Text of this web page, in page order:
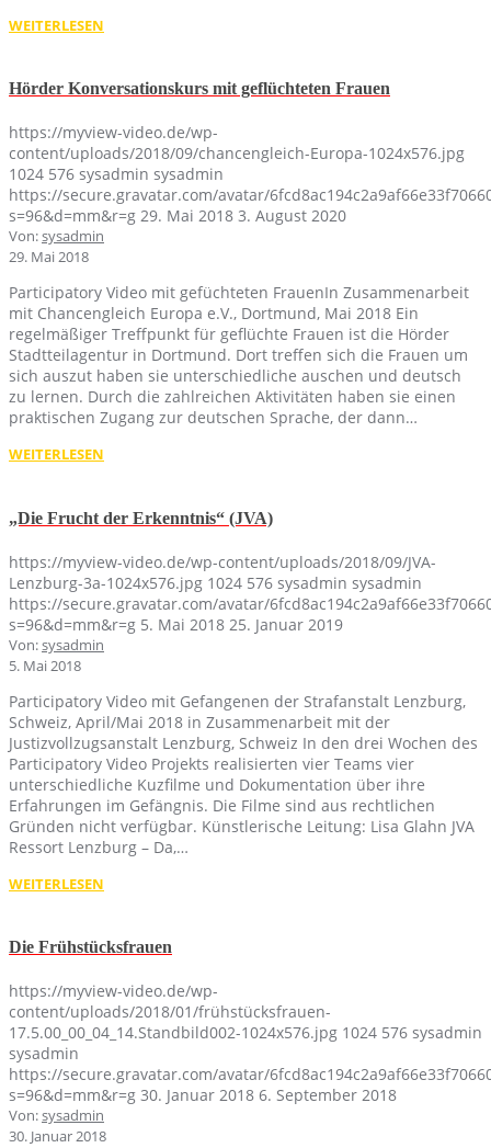
WEITERLESEN
Hörder Konversationskurs mit geflüchteten Frauen
https://myview-video.de/wp-
content/uploads/2018/09/chancengleich-Europa-1024x576.jpg
1024 576 sysadmin sysadmin
https://secure.gravatar.com/avatar/
s=96&d=mm&r=g 29. Mai 2018 3. August 2020
Von:sysadmin
29. Mai 2018
Participatory Video mit gefüchteten FrauenIn Zusammenarbeit
mit Chancengleich Europa e.V., Dortmund, Mai 2018 Ein
regelmäßiger Treffpunkt für geflüchte Frauen ist die Hörder
Stadtteilagentur in Dortmund. Dort treffen sich die Frauen um
sich auszut haben sie unterschiedliche auschen und deutsch
zu lernen. Durch die zahlreichen Aktivitäten haben sie einen
praktischen Zugang zur deutschen Sprache, der dann…
WEITERLESEN
„Die Frucht der Erkenntnis“ (JVA)
https://myview-video.de/wp-content/uploads/2018/09/JVA-
Lenzburg-3a-1024x576.jpg 1024 576 sysadmin sysadmin
https://secure.gravatar.com/avatar/
s=96&d=mm&r=g 5. Mai 2018 25. Januar 2019
Von:sysadmin
5. Mai 2018
Participatory Video mit Gefangenen der Strafanstalt Lenzburg,
Schweiz, April/Mai 2018 in Zusammenarbeit mit der
Justizvollzugsanstalt Lenzburg, Schweiz In den drei Wochen des
Participatory Video Projekts realisierten vier Teams vier
unterschiedliche Kuzfilme und Dokumentation über ihre
Erfahrungen im Gefängnis. Die Filme sind aus rechtlichen
Gründen nicht verfügbar. Künstlerische Leitung: Lisa Glahn JVA
Ressort Lenzburg – Da,…
WEITERLESEN
Die Frühstücksfrauen
https://myview-video.de/wp-
content/uploads/2018/01/frühstücksfrauen-
17.5.00_00_04_14.Standbild002-1024x576.jpg 1024 576 sysadmin
sysadmin
https://secure.gravatar.com/avatar/
s=96&d=mm&r=g 30. Januar 2018 6. September 2018
Von:sysadmin
30. Januar 2018